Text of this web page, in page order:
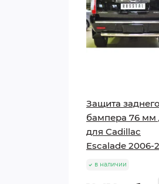
Защита заднего
бампера 76 мм
для Cadillac
Escalade 2006-
в наличии